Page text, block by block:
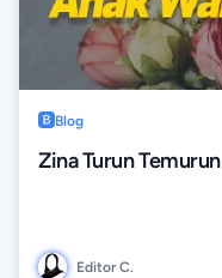
Blog
Zina Turun Temurun
Editor C.